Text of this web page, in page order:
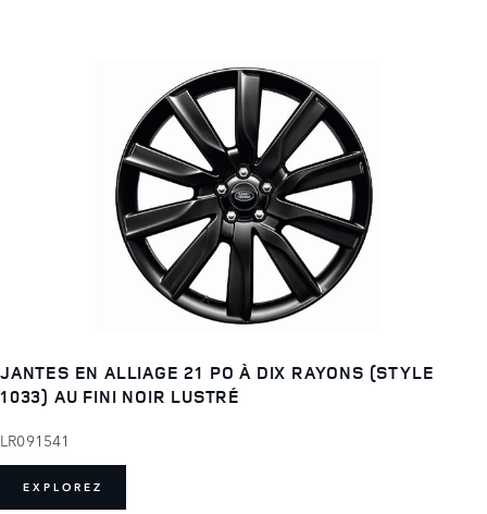
JANTES EN ALLIAGE 21 PO À DIX RAYONS (STYLE
1033) AU FINI NOIR LUSTRÉ
LR091541
EXPLOREZ